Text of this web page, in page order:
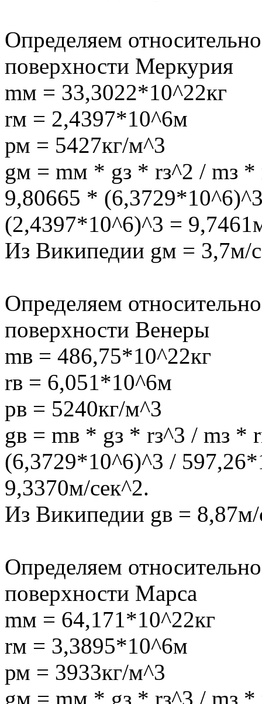
Определяем
поверхности Меркурия
mм = 33,3022*10^22кг
rм = 2,4397*10^6м
рм = 5427кг/м^3
gм = mм * gз * rз^2 / mз
9,80665 *
(2,4397*10^6)^3 =
Из Википедии gм = 3,7м/
Определяем
поверхности Венеры
mв = 486,75*10^22кг
rв = 6,051*10^6м
рв = 5240кг/м^3
gв = mв * gз * rз^3 / mз
(6,3729*10^6)^3 /
9,3370м/сек^2.
Из Википедии gв = 8,87м/
Определяем
поверхности Марса
mм = 64,171*10^22кг
rм = 3,3895*10^6м
рм = 3933кг/м^3
gм = mм * gз * rз^3 / mз